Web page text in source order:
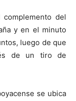
del
y en el minuto
luego de que
de un tiro de
se ubica